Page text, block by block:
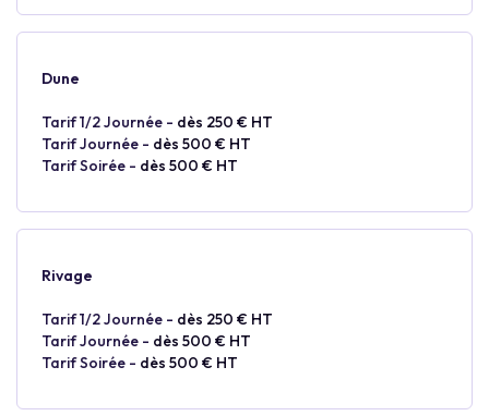
Dune
Tarif 1/2 Journée - dès 250 € HT
Tarif Journée - dès 500 € HT
Tarif Soirée - dès 500 € HT
Rivage
Tarif 1/2 Journée - dès 250 € HT
Tarif Journée - dès 500 € HT
Tarif Soirée - dès 500 € HT